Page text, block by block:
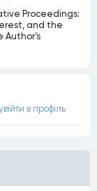
Proceedings:
and the
в профiль